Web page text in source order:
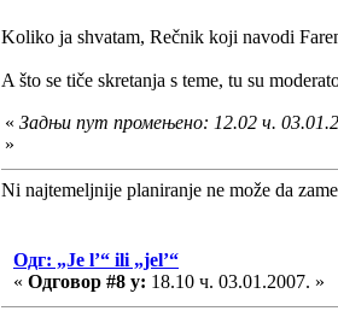
Koliko ja shvatam, Rečnik koji navodi
A što se tiče skretanja s teme, tu su
« Задњи пут промењено: 12.02 ч.
»
Ni najtemeljnije planiranje ne može da
Одг: „Je l’“ ili „jel’“
« Одговор #8 у: 18.10 ч. 03.01.2007. »